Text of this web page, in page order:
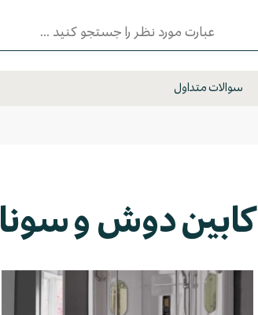
سوالات متداول
کابین دوش و سونا